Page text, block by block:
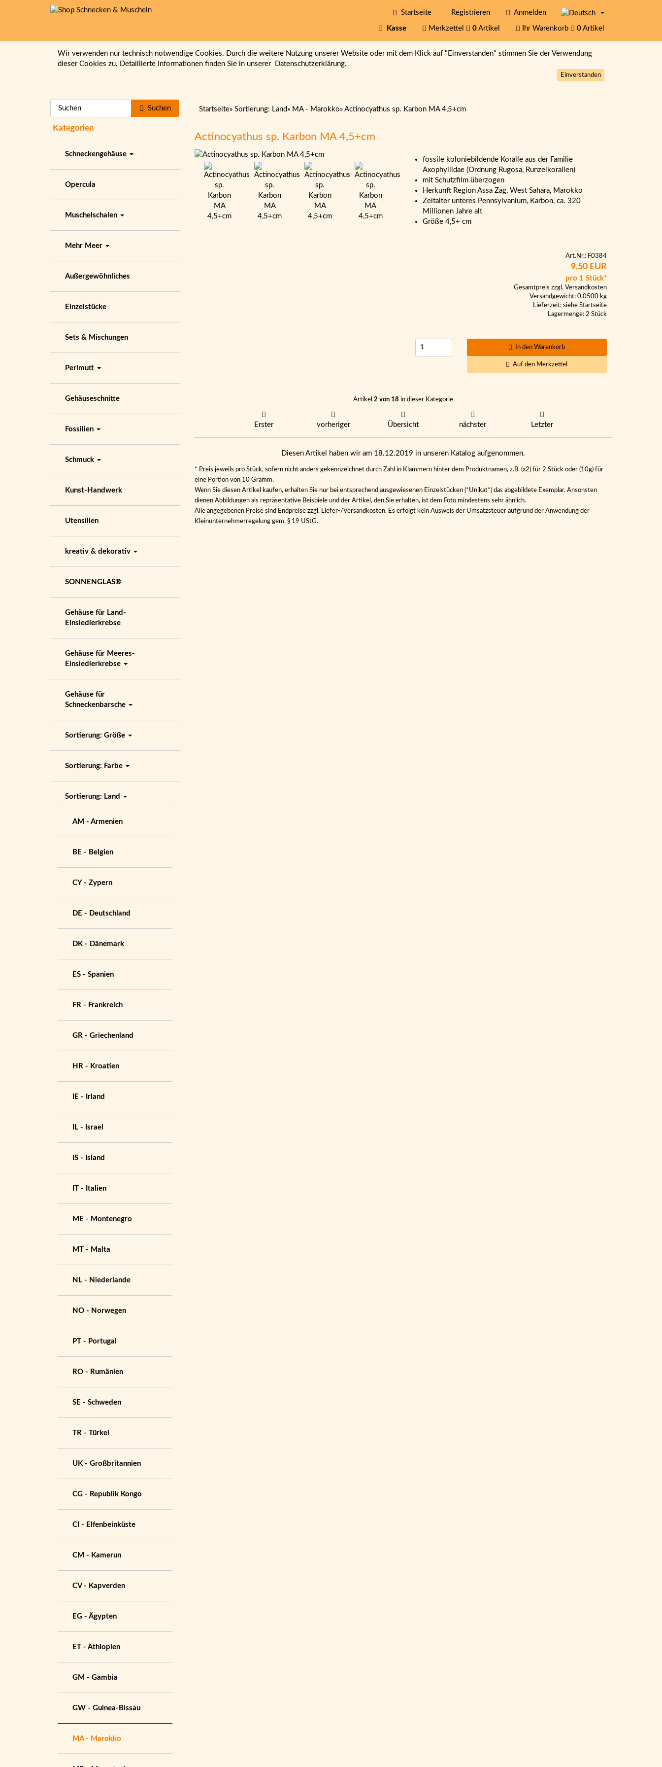
Startseite Registrieren Anmelden
Kasse Merkzettel 0 Artikel Ihr Warenkorb 0 Artikel
Wir verwenden nur technisch notwendige Cookies. Durch die weitere Nutzung unserer Website oder mit dem Klick auf "Einverstanden" stimmen Sie der Verwendung
dieser Cookies zu. Detaillierte Informationen finden Sie in unserer Datenschutzerklärung.
Einverstanden
Suchen
Kategorien
Schneckengehäuse
Opercula
Muschelschalen
Mehr Meer
Außergewöhnliches
Einzelstücke
Sets & Mischungen
Perlmutt
Gehäuseschnitte
Fossilien
Schmuck
Kunst-Handwerk
Utensilien
kreativ & dekorativ
SONNENGLAS®
Gehäuse für Land-
Einsiedlerkrebse
Gehäuse für Meeres-
Einsiedlerkrebse
Gehäuse für
Schneckenbarsche
Sortierung: Größe
Sortierung: Farbe
Sortierung: Land
AM - Armenien
BE - Belgien
CY - Zypern
DE - Deutschland
DK - Dänemark
ES - Spanien
FR - Frankreich
GR - Griechenland
HR - Kroatien
IE - Irland
IL - Israel
IS - Island
IT - Italien
ME - Montenegro
MT - Malta
NL - Niederlande
NO - Norwegen
PT - Portugal
RO - Rumänien
SE - Schweden
TR - Türkei
UK - Großbritannien
CG - Republik Kongo
CI - Elfenbeinküste
CM - Kamerun
CV - Kapverden
EG - Ägypten
ET - Äthiopien
GM - Gambia
GW - Guinea-Bissau
MA - Marokko
Startseite» Sortierung: Land » MA - Marokko» Actinocyathus sp. Karbon MA 4,5+cm
Actinocyathus sp. Karbon MA 4,5+cm
fossile koloniebildende Koralle aus der Familie
Axophyllidae (Ordnung Rugosa, Runzelkorallen)
mit Schutzfilm überzogen
Herkunft Region Assa Zag, West Sahara, Marokko
Zeitalter unteres Pennsylvanium, Karbon, ca. 320
Millionen Jahre alt
Größe 4,5+ cm
Art.Nr.: F0384
9,50 EUR
pro 1 Stück*
Gesamtpreis zzgl. Versandkosten
Versandgewicht: 0.0500 kg
Lieferzeit: siehe Startseite
Lagermenge: 2 Stück
In den Warenkorb
Auf den Merkzettel
Artikel 2 von 18 in dieser Kategorie
Erster vorheriger Übersicht nächster Letzter
Diesen Artikel haben wir am 18.12.2019 in unseren Katalog aufgenommen.
* Preis jeweils pro Stück, sofern nicht anders gekennzeichnet durch Zahl in Klammern hinter dem Produktnamen, z.B. (x2) für 2 Stück oder (10g) für
eine Portion von 10 Gramm.
Wenn Sie diesen Artikel kaufen, erhalten Sie nur bei entsprechend ausgewiesenen Einzelstücken (*Unikat*) das abgebildete Exemplar. Ansonsten
dienen Abbildungen als repräsentative Beispiele und der Artikel, den Sie erhalten, ist dem Foto mindestens sehr ähnlich.
Alle angegebenen Preise sind Endpreise zzgl. Liefer-/Versandkosten. Es erfolgt kein Ausweis der Umsatzsteuer aufgrund der Anwendung der
Kleinunternehmerregelung gem. § 19 UStG.